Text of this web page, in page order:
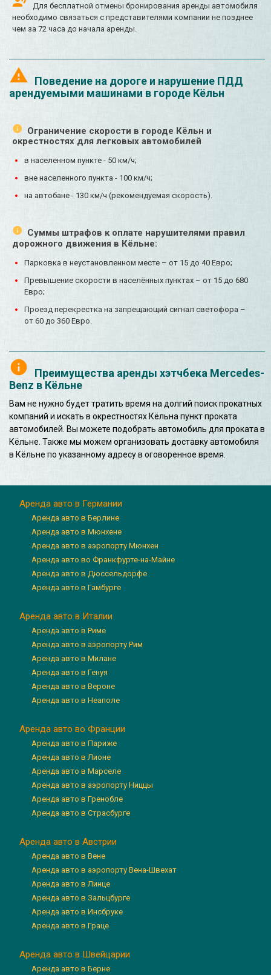
Для бесплатной отмены бронирования аренды автомобиля
необходимо связаться с представителями компании не позднее
чем за 72 часа до начала аренды.
Поведение на дороге и нарушение ПДД
арендуемыми машинами в городе Кёльн
Ограничение скорости в городе Кёльн и
окрестностях для легковых автомобилей
в населенном пункте - 50 км/ч;
вне населенного пункта - 100 км/ч;
на автобане - 130 км/ч (рекомендуемая скорость).
Суммы штрафов к оплате нарушителями правил
дорожного движения в Кёльне:
Парковка в неустановленном месте – от 15 до 40 Евро;
Превышение скорости в населённых пунктах – от 15 до 680
Евро;
Проезд перекрестка на запрещающий сигнал светофора –
от 60 до 360 Евро.
Преимущества аренды хэтчбека Mercedes-
Benz в Кёльне
Вам не нужно будет тратить время на долгий поиск прокатных
компаний и искать в окрестностях Кёльна пункт проката
автомобилей. Вы можете подобрать автомобиль для проката в
Кёльне. Также мы можем организовать доставку автомобиля
в Кёльне по указанному адресу в оговоренное время.
Аренда авто в Германии
Аренда авто в Берлине
Аренда авто в Мюнхене
Аренда авто в аэропорту Мюнхен
Аренда авто во Франкфурте-на-Майне
Аренда авто в Дюссельдорфе
Аренда авто в Гамбурге
Аренда авто в Италии
Аренда авто в Риме
Аренда авто в аэропорту Рим
Аренда авто в Милане
Аренда авто в Генуя
Аренда авто в Вероне
Аренда авто в Неаполе
Аренда авто во Франции
Аренда авто в Париже
Аренда авто в Лионе
Аренда авто в Марселе
Аренда авто в аэропорту Ниццы
Аренда авто в Гренобле
Аренда авто в Страсбурге
Аренда авто в Австрии
Аренда авто в Вене
Аренда авто в аэропорту Вена-Швехат
Аренда авто в Линце
Аренда авто в Зальцбурге
Аренда авто в Инсбруке
Аренда авто в Граце
Аренда авто в Швейцарии
Аренда авто в Берне